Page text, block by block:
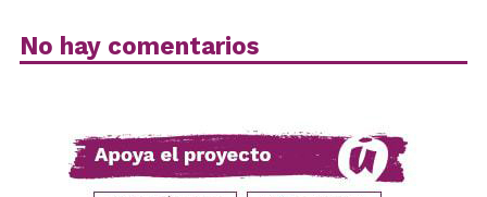
No hay comentarios